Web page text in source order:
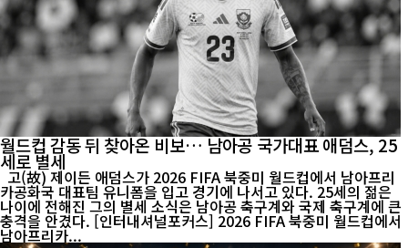
월드컵 감동 뒤 찾아온 비보… 남아공 국가대표 애덤스, 25
세로 별세
카공화국 대표팀 유니폼을 입고 경기에 나서고 있다. 25세의 젊은
나이에 전해진 그의 별세 소식은 남아공 축구계와 국제 축구계에 큰
충격을 안겼다. [인터내셔널포커스] 2026 FIFA 북중미 월드컵에서
남아프리카...